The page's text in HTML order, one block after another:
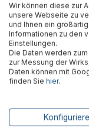
Technische
Wir können diese zur
unsere Webseite zu
und Ihnen ein
Informationen zu den
Einstellungen.
Die Daten werden
zur Messung der
Daten können mit
finden Sie hier.